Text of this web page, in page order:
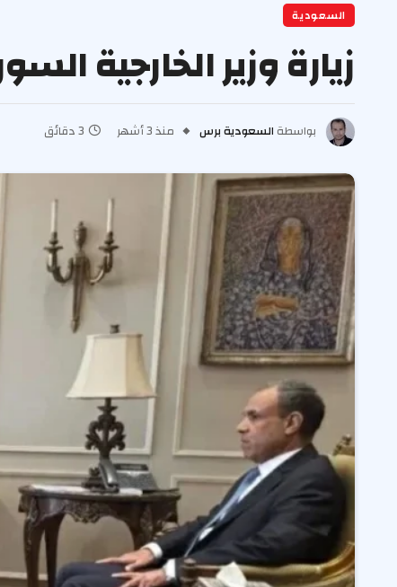
السعودية
زيارة وزير الخارجية
بواسطة السعودية برس منذ 3 أشهر 3 دقائق